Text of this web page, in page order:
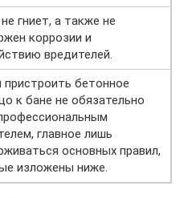
гниет, а также не
коррозии и
вредителей.
бетонное
к бане не обязательно
главное лишь
основных правил,
изложены ниже.